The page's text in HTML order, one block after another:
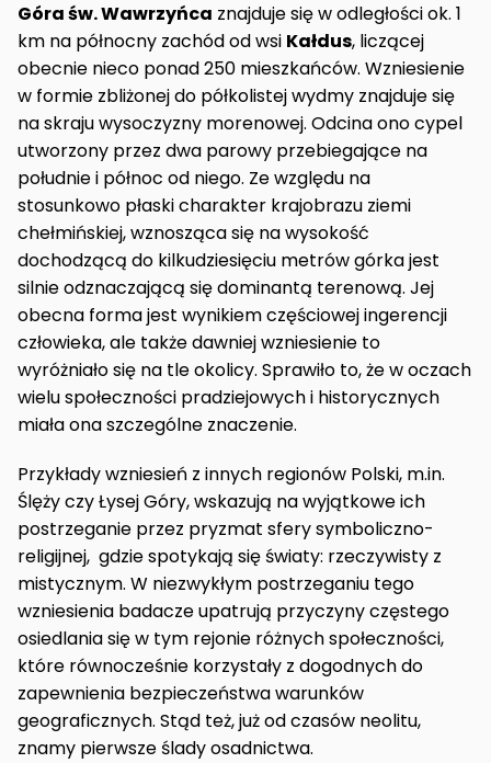
Góra św. Wawrzyńca znajduje się w odległości ok. 1
km na północny zachód od wsi Kałdus, liczącej
obecnie nieco ponad 250 mieszkańców. Wzniesienie
w formie zbliżonej do półkolistej wydmy znajduje się
na skraju wysoczyzny morenowej. Odcina ono cypel
utworzony przez dwa parowy przebiegające na
południe i północ od niego. Ze względu na
stosunkowo płaski charakter krajobrazu ziemi
chełmińskiej, wznosząca się na wysokość
dochodzącą do kilkudziesięciu metrów górka jest
silnie odznaczającą się dominantą terenową. Jej
obecna forma jest wynikiem częściowej ingerencji
człowieka, ale także dawniej wzniesienie to
wyróżniało się na tle okolicy. Sprawiło to, że w oczach
wielu społeczności pradziejowych i historycznych
miała ona szczególne znaczenie.
Przykłady wzniesień z innych regionów Polski, m.in.
Ślęży czy Łysej Góry, wskazują na wyjątkowe ich
postrzeganie przez pryzmat sfery symboliczno-
religijnej, gdzie spotykają się światy: rzeczywisty z
mistycznym. W niezwykłym postrzeganiu tego
wzniesienia badacze upatrują przyczyny częstego
osiedlania się w tym rejonie różnych społeczności,
które równocześnie korzystały z dogodnych do
zapewnienia bezpieczeństwa warunków
geograficznych. Stąd też, już od czasów neolitu,
znamy pierwsze ślady osadnictwa.